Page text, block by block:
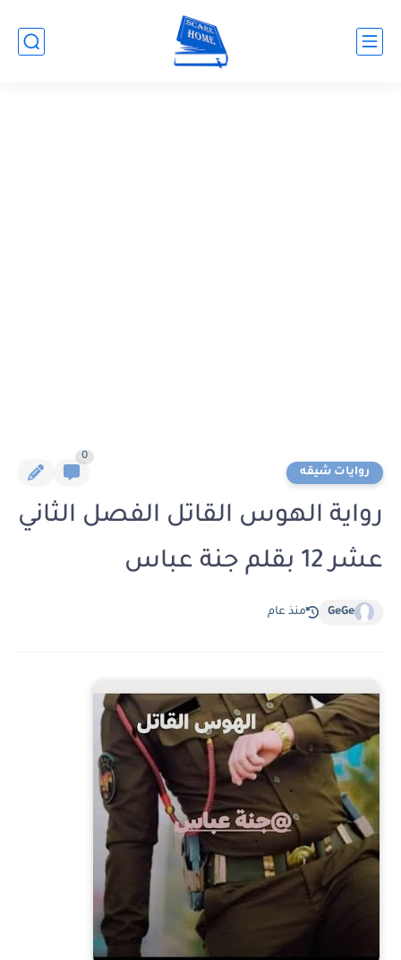
روايات شيقه
0
رواية الهوس القاتل الفصل الثاني
عشر 12 بقلم جنة عباس
GeGe منذ عام